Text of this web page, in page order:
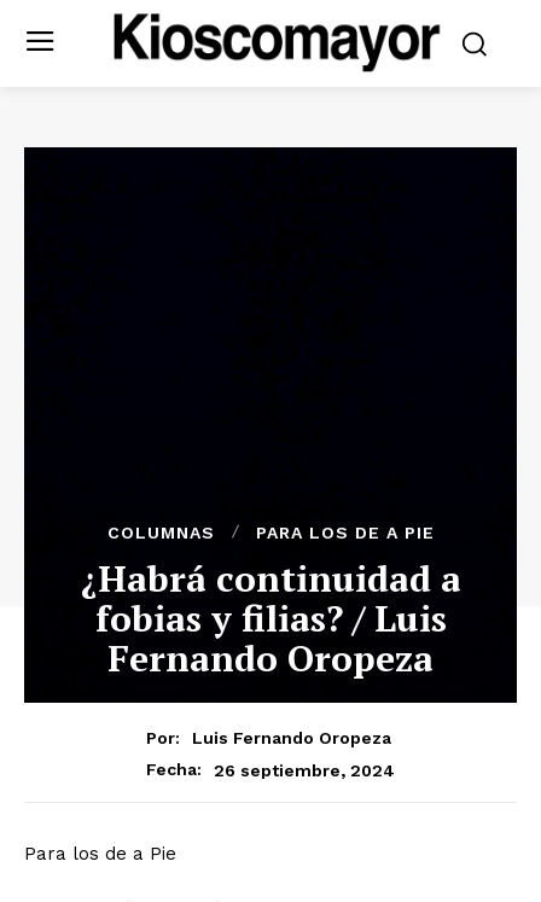
COLUMNAS PARA LOS DE A PIE
¿Habrá continuidad a
fobias y filias? / Luis
Fernando Oropeza
Por:
Luis Fernando Oropeza
Fecha:
26 septiembre, 2024
Para los de a Pie